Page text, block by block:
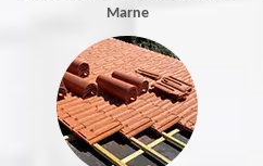
Marne